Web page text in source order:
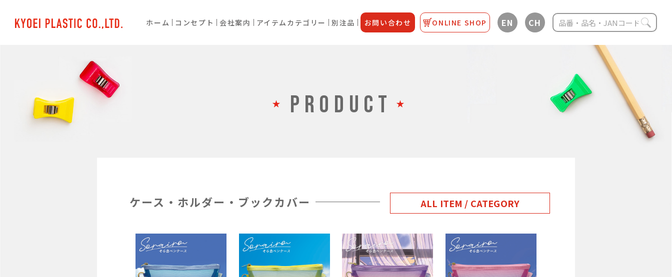
ホーム コンセプト 会社案内 アイテムカテゴリー 別注品 お問い合わせ ONLINE SHOP EN CH
PRODUCT
ケース・ホルダー・ブックカバー ALL ITEM / CATEGORY